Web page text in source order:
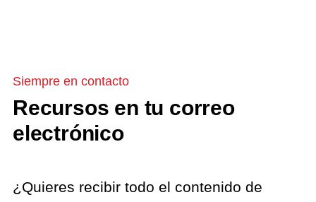
Siempre en contacto
Recursos en tu correo
electrónico
¿Quieres recibir todo el contenido de